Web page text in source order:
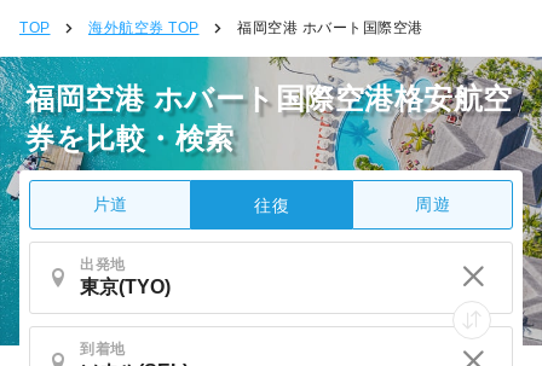
TOP 海外航空券 TOP 福岡空港 ホバート国際空港
福岡空港 ホバート国際空港格安航空
券を比較・検索
片道 往復 周遊
出発地
到着地